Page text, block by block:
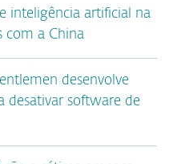
inteligência artificial na
com a China
desenvolve
desativar software de